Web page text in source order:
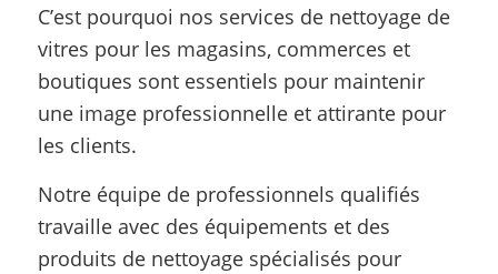
C’est pourquoi nos services de nettoyage de
vitres pour les magasins, commerces et
boutiques sont essentiels pour maintenir
une image professionnelle et attirante pour
les clients.
Notre équipe de professionnels qualifiés
travaille avec des équipements et des
produits de nettoyage spécialisés pour